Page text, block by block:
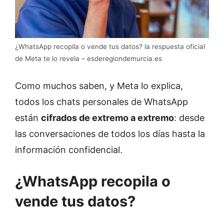
¿WhatsApp recopila o vende tus datos? la respuesta oficial
de Meta te lo revela – esderegiondemurcia.es
Como muchos saben, y Meta lo explica,
todos los chats personales de WhatsApp
están cifrados de extremo a extremo: desde
las conversaciones de todos los días hasta la
información confidencial.
¿WhatsApp recopila o
vende tus datos?